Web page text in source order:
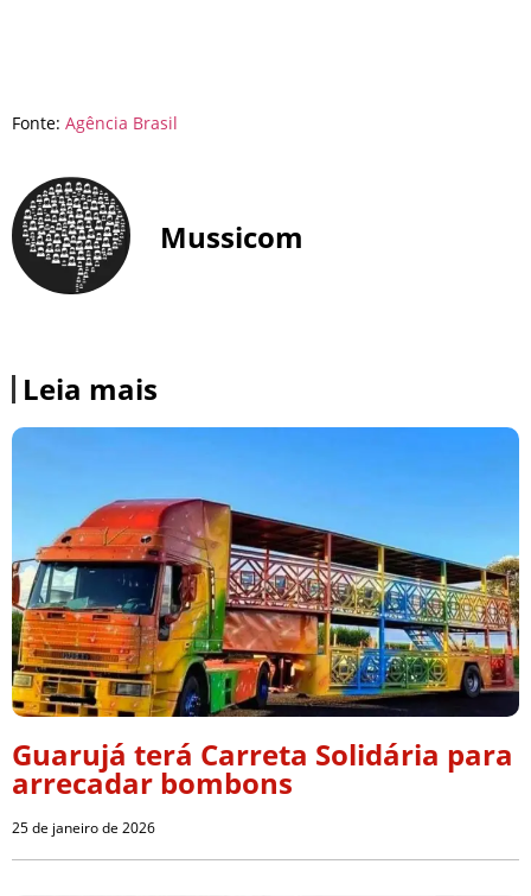
Fonte: Agência Brasil
Mussicom
Leia mais
Guarujá terá Carreta Solidária para
arrecadar bombons
25 de janeiro de 2026